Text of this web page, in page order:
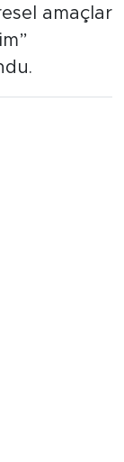
amaçlar